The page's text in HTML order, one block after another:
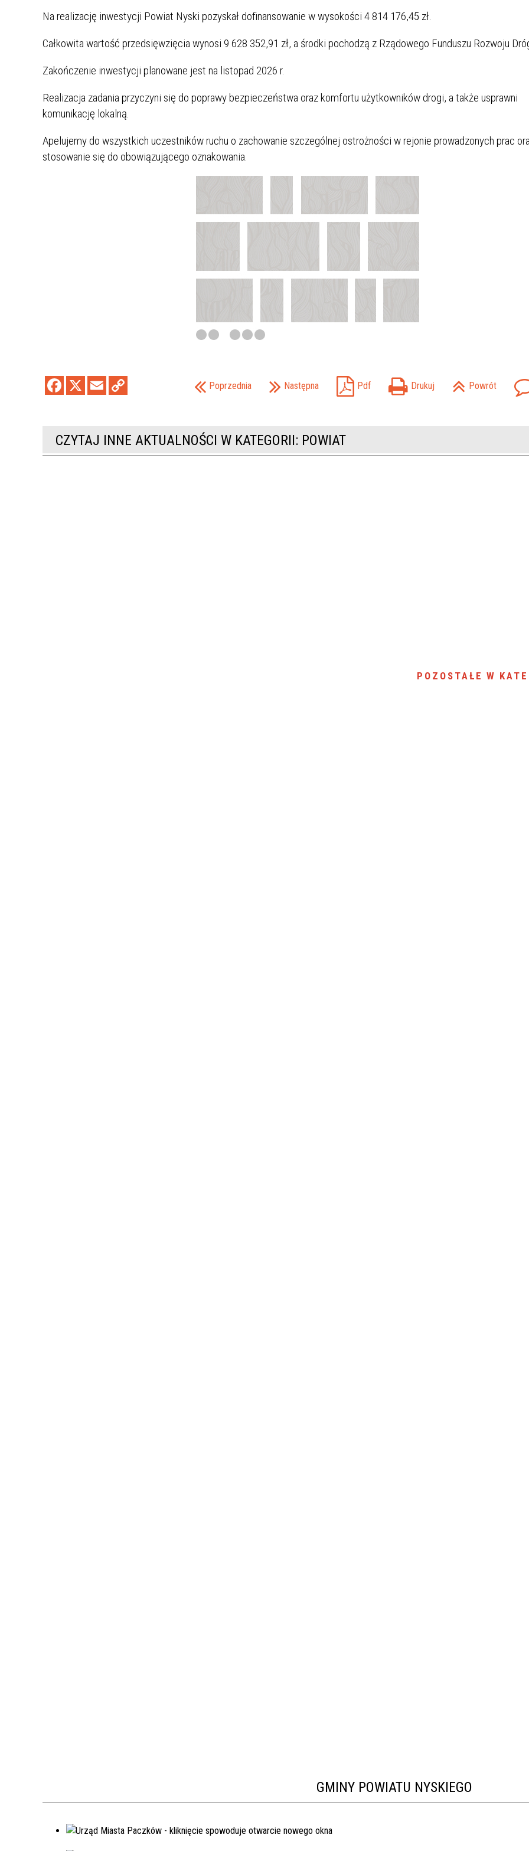
Dla mediów
Fanpage'a Powiatu Nyskiego na
Bezpieczny i aktywny senior
Dostępność
Powiat Nyski moje miejsce
Komunikat dotyczący fundacji i
stowarzyszeń
Dyżury aptek w 2026 r.
Pokrzywnej
Publikacje
Miasta Orderu Uśmiechu
powiat nyski
Ankieta dla branży turystycznej
Ogólnopolski projekt "Wędrujemy i
Na realizację inwestycji Powiat Nyski pozyskał dofinansowanie w wysokości 4 814 176,45 zł.
Całkowita wartość przedsięwzięcia wynosi 9 628 352,91 zł, a środki pochodzą z Rządowego Funduszu Rozwoju
Zakończenie inwestycji planowane jest na listopad 2026 r.
Realizacja zadania przyczyni się do poprawy bezpieczeństwa oraz komfortu użytkowników drogi, a także usprawni
komunikację lokalną.
Apelujemy do wszystkich uczestników ruchu o zachowanie szczególnej ostrożności w rejonie prowadzonych prac
stosowanie się do obowiązującego oznakowania.
Poprzednia Następna Pdf Drukuj Powrót
CZYTAJ INNE AKTUALNOŚCI W KATEGORII: POWIAT
POZOSTAŁE W
GMINY POWIATU NYSKIEGO